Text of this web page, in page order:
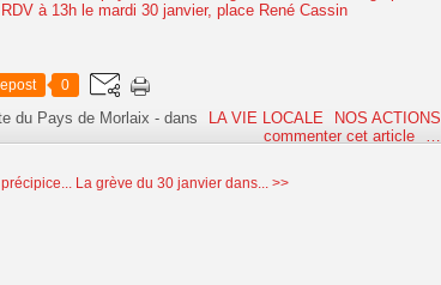
0
du Pays de Morlaix -dans LA VIE LOCALE
NOS ACTIONS
commenter cet article
…
La grève du 30 janvier dans... >>